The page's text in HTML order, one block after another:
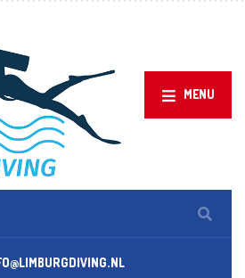
MENU